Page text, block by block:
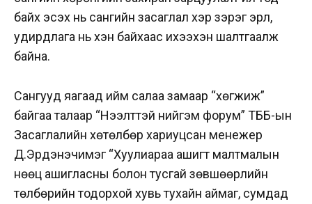
байх эсэх нь сангийн засаглал хэр зэрэг эрүүл,
удирдлага нь хэн байхаас ихээхэн шалтгаалж
байна.
Сангууд яагаад ийм салаа замаар “хөгжиж”
байгаа талаар “Нээлттэй нийгэм форум” ТББ-ын
Засаглалийн хөтөлбөр хариуцсан менежер
Д.Эрдэнэчимэг “Хуулиараа ашигт малтмалын
нөөц ашигласны болон тусгай зөвшөөрлийн
төлбөрийн тодорхой хувь тухайн аймаг, сумдад